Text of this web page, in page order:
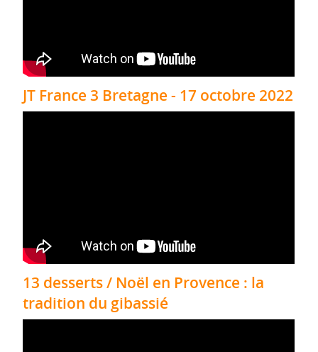
JT France 3 Bretagne - 17 octobre 2022
13 desserts / Noël en Provence : la
tradition du gibassié